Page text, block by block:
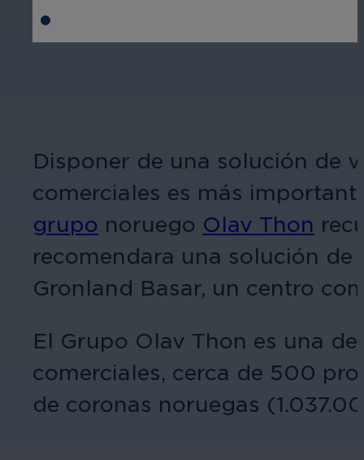
Disponer de una solución de
comerciales es más
grupo noruego Olav Thon
recomendara una solución
Gronland Basar, un centro
El Grupo Olav Thon es una
comerciales, cerca de 500
de coronas noruegas